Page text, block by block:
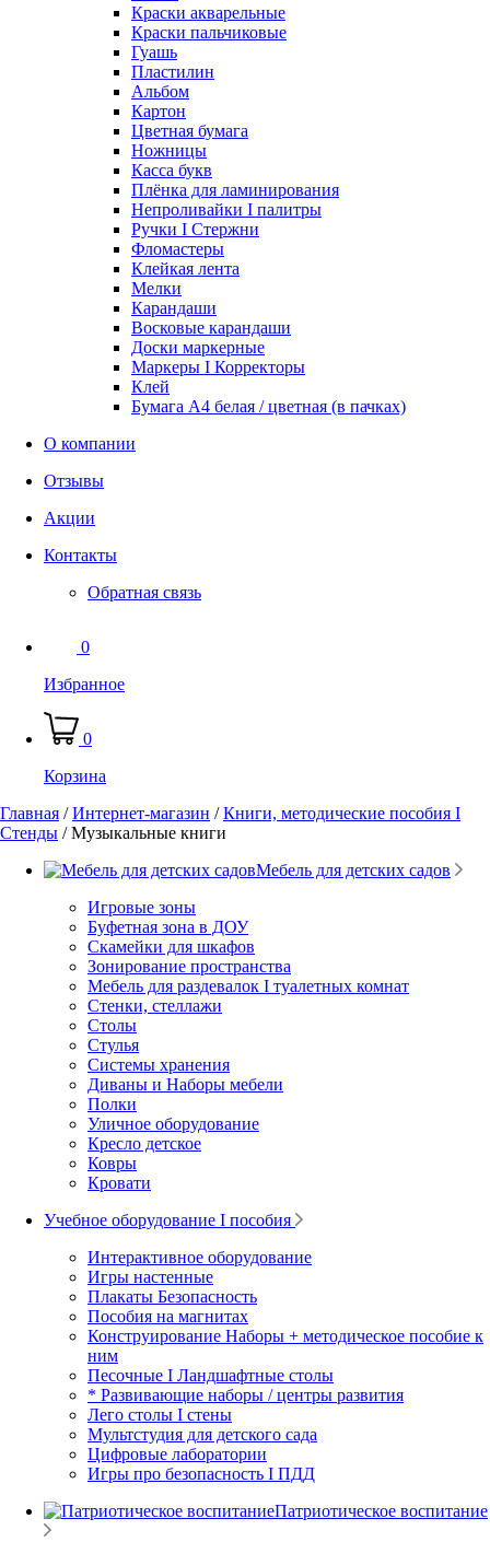
Краски акварельные
Краски пальчиковые
Гуашь
Пластилин
Альбом
Картон
Цветная бумага
Ножницы
Касса букв
Плёнка для ламинирования
Непроливайки I палитры
Ручки I Стержни
Фломастеры
Клейкая лента
Мелки
Карандаши
Восковые карандаши
Доски маркерные
Маркеры I Корректоры
Клей
Бумага А4 белая / цветная (в пачках)
О компании
Отзывы
Акции
Контакты
Обратная связь
0
Избранное
0
Корзина
Главная /Интернет-магазин /Книги, методические пособия I
Стенды /Музыкальные книги
Мебель для детских садов
Игровые зоны
Буфетная зона в ДОУ
Скамейки для шкафов
Зонирование пространства
Мебель для раздевалок I туалетных комнат
Стенки, стеллажи
Столы
Стулья
Системы хранения
Диваны и Наборы мебели
Полки
Уличное оборудование
Кресло детское
Ковры
Кровати
Учебное оборудование I пособия
Интерактивное оборудование
Игры настенные
Плакаты Безопасность
Пособия на магнитах
Конструирование Наборы + методическое пособие к
ним
Песочные I Ландшафтные столы
* Развивающие наборы / центры развития
Лего столы I стены
Мультстудия для детского сада
Цифровые лаборатории
Игры про безопасность I ПДД
Патриотическое воспитание